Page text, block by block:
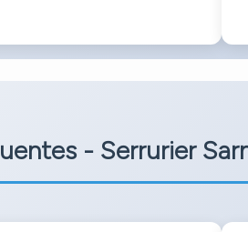
- Serrurier